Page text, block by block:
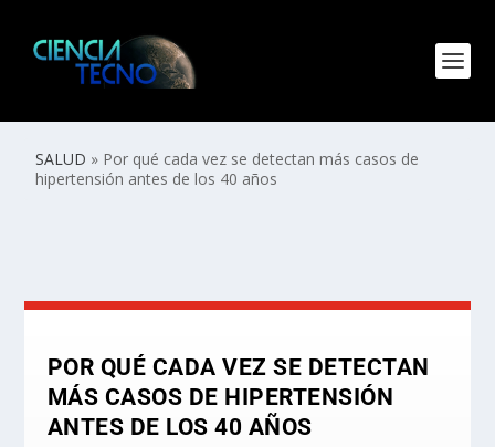
SALUD » Por qué cada vez se detectan más casos de
hipertensión antes de los 40 años
POR QUÉ CADA VEZ SE DETECTAN
MÁS CASOS DE HIPERTENSIÓN
ANTES DE LOS 40 AÑOS